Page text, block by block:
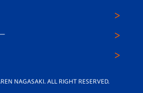
タグラム
NAGASAKI. ALL RIGHT RESERVED.